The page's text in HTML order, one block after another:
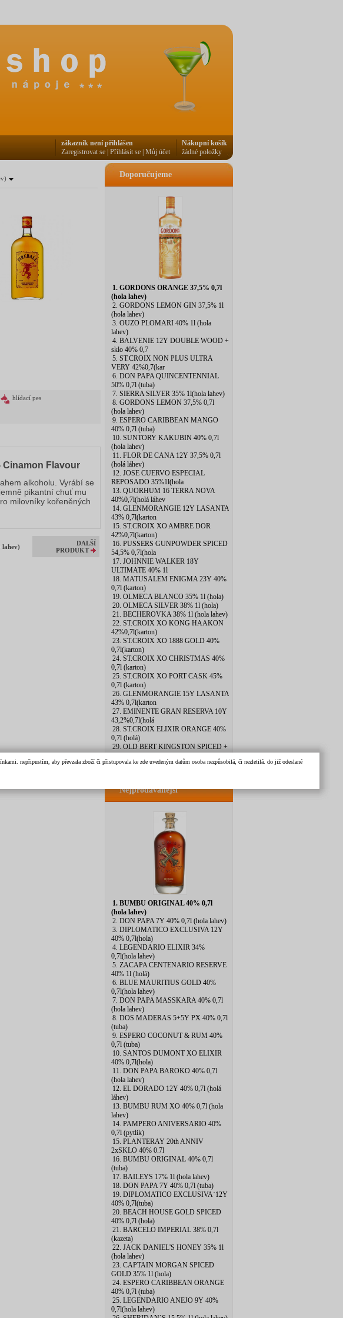
hlídací pes
Flavour
alkoholu. Vyrábí se
pikantní chuť mu
milovníky kořeněných
lahev)
DALŠÍ
PRODUKT
Doporučujeme
1. GORDONS ORANGE 37,5% 0,7l
(hola lahev)
2. GORDONS LEMON GIN 37,5% 1l
(hola lahev)
3. OUZO PLOMARI 40% 1l (hola
lahev)
4. BALVENIE 12Y DOUBLE WOOD +
sklo 40% 0,7
5. ST.CROIX NON PLUS ULTRA
VERY 42%0,7(kar
6. DON PAPA QUINCENTENNIAL
50% 0,7l (tuba)
7. SIERRA SILVER 35% 1l(hola lahev)
8. GORDONS LEMON 37,5% 0,7l
(hola lahev)
9. ESPERO CARIBBEAN MANGO
40% 0,7l (tuba)
10. SUNTORY KAKUBIN 40% 0,7l
(hola lahev)
11. FLOR DE CANA 12Y 37,5% 0,7l
(holá láhev)
12. JOSE CUERVO ESPECIAL
REPOSADO 35%1l(hola
13. QUORHUM 16 TERRA NOVA
40%0,7l(holá láhev
14. GLENMORANGIE 12Y LASANTA
43% 0,7l(karton
15. ST.CROIX XO AMBRE DOR
42%0,7l(karton)
16. PUSSERS GUNPOWDER SPICED
54,5% 0,7l(hola
17. JOHNNIE WALKER 18Y
ULTIMATE 40% 1l
18. MATUSALEM ENIGMA 23Y 40%
0,7l (karton)
19. OLMECA BLANCO 35% 1l (hola)
20. OLMECA SILVER 38% 1l (hola)
21. BECHEROVKA 38% 1l (hola lahev)
22. ST.CROIX XO KONG HAAKON
42%0,7l(karton)
23. ST.CROIX XO 1888 GOLD 40%
0,7l(karton)
24. ST.CROIX XO CHRISTMAS 40%
0,7l (karton)
25. ST.CROIX XO PORT CASK 45%
0,7l (karton)
26. GLENMORANGIE 15Y LASANTA
43% 0,7l(karton
27. EMINENTE GRAN RESERVA 10Y
43,2%0,7l(holá
28. ST.CROIX ELIXIR ORANGE 40%
0,7l (holá)
29. OLD BERT KINGSTON SPICED +
30. BOTRAN KI 40% 0,7l (hola lahev)
Nejprodávanější
1. BUMBU ORIGINAL 40% 0,7l
(hola lahev)
2. DON PAPA 7Y 40% 0,7l (hola lahev)
3. DIPLOMATICO EXCLUSIVA 12Y
40% 0,7l(hola)
4. LEGENDARIO ELIXIR 34%
0,7l(hola lahev)
5. ZACAPA CENTENARIO RESERVE
40% 1l (holá)
6. BLUE MAURITIUS GOLD 40%
0,7l(hola lahev)
7. DON PAPA MASSKARA 40% 0,7l
(hola lahev)
8. DOS MADERAS 5+5Y PX 40% 0,7l
(tuba)
9. ESPERO COCONUT & RUM 40%
0,7l (tuba)
10. SANTOS DUMONT XO ELIXIR
40% 0,7l(hola)
11. DON PAPA BAROKO 40% 0,7l
(hola lahev)
12. EL DORADO 12Y 40% 0,7l (holá
láhev)
13. BUMBU RUM XO 40% 0,7l (hola
lahev)
14. PAMPERO ANIVERSARIO 40%
0,7l (pytlik)
15. PLANTERAY 20th ANNIV
2xSKLO 40% 0.7l
16. BUMBU ORIGINAL 40% 0,7l
(tuba)
17. BAILEYS 17% 1l (hola lahev)
18. DON PAPA 7Y 40% 0,7l (tuba)
19. DIPLOMATICO EXCLUSIVA˙12Y
40% 0,7l(tuba)
20. BEACH HOUSE GOLD SPICED
40% 0,7l (hola)
21. BARCELO IMPERIAL 38% 0,7l
(kazeta)
22. JACK DANIEL'S HONEY 35% 1l
(hola lahev)
23. CAPTAIN MORGAN SPICED
GOLD 35% 1l (hola)
24. ESPERO CARIBBEAN ORANGE
40% 0,7l (tuba)
25. LEGENDARIO ANEJO 9Y 40%
0,7l(hola lahev)
Nákupní košík
žádné položky
zákazník není přihlášen
Zaregistrovat se Přihlásit se Můj účet
nepřipustím, aby převzala zboží či přistupovala ke zde uvedeným datům osoba nezpůsobilá, či nezletilá. do již odeslané